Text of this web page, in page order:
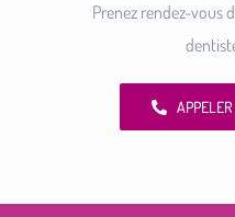
Prenez rendez-vous